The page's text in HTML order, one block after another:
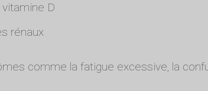
D
rénaux
comme la fatigue excessive, la